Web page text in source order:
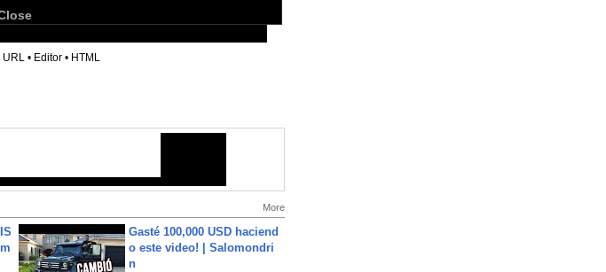
URL • Editor • HTML
More
Gasté 100,000 USD haciend
o este video! | Salomondri
n